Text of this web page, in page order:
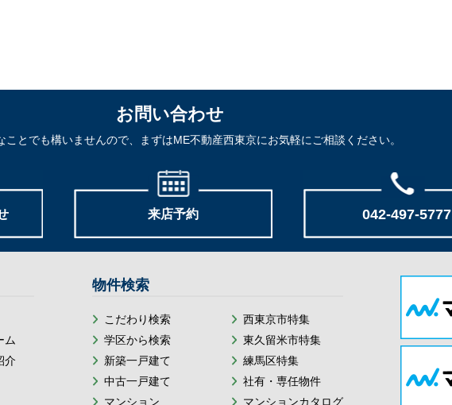
お問い合わせ
ことでも構いませんので、まずはME不動産西東京にお気軽にご相談ください。
来店予約 042-497-5777
ム
介
物件検索
こだわり検索
学区から検索
新築一戸建て
中古一戸建て
マンション
西東京市特集
東久留米市特集
練馬区特集
社有・専任物件
マンションカタログ